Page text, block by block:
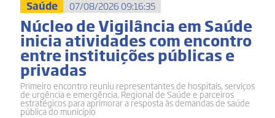
Saúde 07/08/2026 09:16:35
Núcleo de Vigilância em Saúde
inicia atividades com encontro
entre instituições públicas e
privadas
Primeiro encontro reuniu representantes de hospitais, serviços
de urgência e emergência, Regional de Saúde e parceiros
estratégicos para aprimorar a resposta às demandas de saúde
pública do município